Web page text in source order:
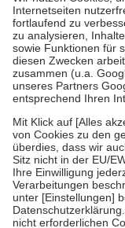
tatsächlichen Kosten
Diese Regeln gelten
Bei Heilmitteln und
Zuzahlung zehn
Verordnung.
Um das Engagement
zu stärken und die
fallenkeine
• Kindern und
mit Ausnahme der
• Untersuchungen zur
GKV getragen werden
• empfohlenen
• Harn- und